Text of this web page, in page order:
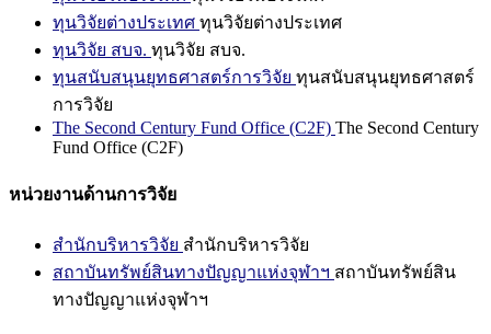
ทุนวิจัยต่างประเทศ ทุนวิจัยต่างประเทศ
ทุนวิจัย สบจ. ทุนวิจัย สบจ.
ทุนสนับสนุนยุทธศาสตร์การวิจัย ทุนสนับสนุนยุทธศาสตร์
การวิจัย
The Second Century Fund Office (C2F) The Second Century
Fund Office (C2F)
หน่วยงานด้านการวิจัย
สำนักบริหารวิจัย สำนักบริหารวิจัย
สถาบันทรัพย์สินทางปัญญาแห่งจุฬาฯ สถาบันทรัพย์สิน
ทางปัญญาแห่งจุฬาฯ